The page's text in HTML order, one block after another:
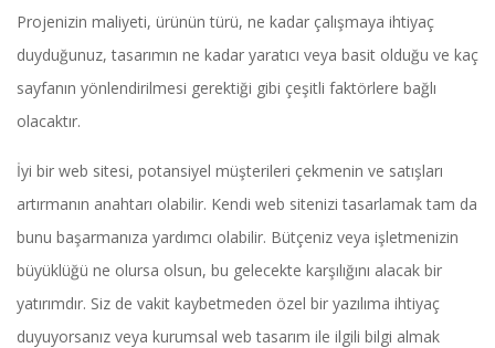
Projenizin maliyeti, ürünün türü, ne kadar çalışmaya ihtiyaç
duyduğunuz, tasarımın ne kadar yaratıcı veya basit olduğu ve kaç
sayfanın yönlendirilmesi gerektiği gibi çeşitli faktörlere bağlı
olacaktır.
İyi bir web sitesi, potansiyel müşterileri çekmenin ve satışları
artırmanın anahtarı olabilir. Kendi web sitenizi tasarlamak tam da
bunu başarmanıza yardımcı olabilir. Bütçeniz veya işletmenizin
büyüklüğü ne olursa olsun, bu gelecekte karşılığını alacak bir
yatırımdır. Siz de vakit kaybetmeden özel bir yazılıma ihtiyaç
duyuyorsanız veya kurumsal web tasarım ile ilgili bilgi almak